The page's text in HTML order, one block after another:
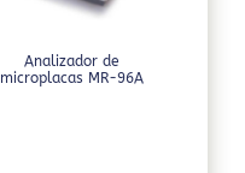
Analizador de
microplacas MR-96A